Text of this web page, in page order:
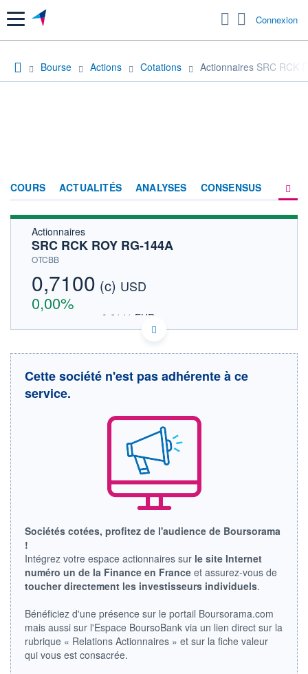
Menu Connexion
Bourse Actions Cotations Actionnaires SRC RCK
COURS ACTUALITÉS ANALYSES CONSENSUS
Actionnaires
SRC RCK ROY RG-144A
OTCBB
0,7100 (c) USD
0,00%
0,6141 EUR
DONNÉES TEMPS DIFFÉRÉ
Cotation sur les autres places
0,7100
+ BAS
0,0000
CAPITAL ÉCHANGÉ
0,00%
0,0000 0,0000
RENDEMENT
ESTIMÉ 2026
-
PER ESTIMÉ
2026
-
29.07.26 / 16:00:09
ÉLIGIBILITÉ
Non éligible
Boursobank
Cette société n'est pas adhérente à ce
service.
Sociétés cotées, profitez de l'audience de Boursorama
!
Intégrez votre espace actionnaires sur le site Internet
numéro un de la Finance en France et assurez-vous de
toucher directement les investisseurs individuels.
Bénéficiez d'une présence sur le portail Boursorama.com
mais aussi sur l'Espace BoursoBank via un lien direct sur la
rubrique « Relations Actionnaires » et sur la fiche valeur
qui vous est consacrée.